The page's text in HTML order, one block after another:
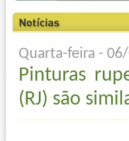
Quarta-feira -
Pinturas
(RJ) são